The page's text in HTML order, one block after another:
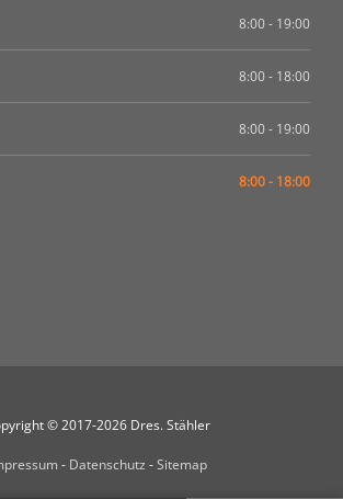
8:00 - 19:00
8:00 - 18:00
8:00 - 19:00
8:00 - 18:00
© 2017-2026 Dres. Stähler
- Datenschutz -Sitemap